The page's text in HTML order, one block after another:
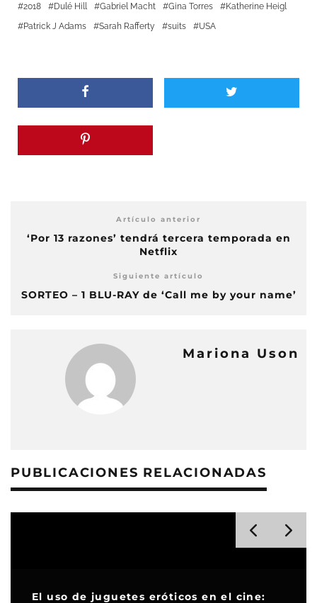
2018 Dulé Hill Gabriel Macht Gina Torres
Katherine Heigl
Patrick J Adams
Sarah Rafferty suits USA
Artículo anterior
‘Por 13 razones’ tendrá tercera temporada en
Netflix
Siguiente artículo
SORTEO – 1 BLU-RAY de ‘Call me by your name’
Mariona Uson
PUBLICACIONES RELACIONADAS
El uso de juguetes eróticos en el cine: